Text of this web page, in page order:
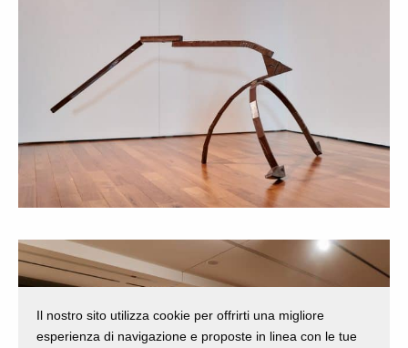
Il nostro sito utilizza cookie per offrirti una migliore
esperienza di navigazione e proposte in linea con le tue